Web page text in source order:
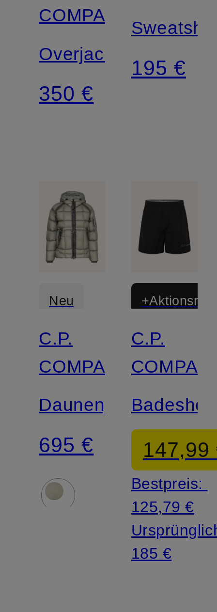
COMPANY
Overjacket
350 €
195 €
Neu
C.P.
COMPANY
Daunenjacke
695 €
C.P.
147,99
Bestpreis:
125,79 €
185 €